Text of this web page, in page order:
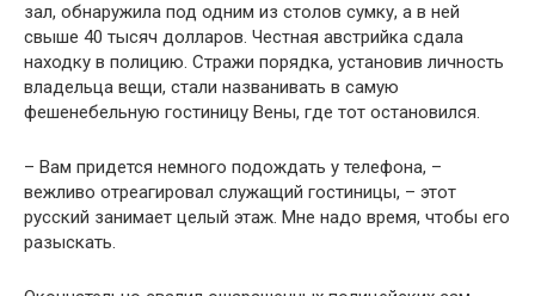
зал, обнаружила под одним из столов сумку, а в ней
свыше 40 тысяч долларов. Честная австрийка сдала
находку в полицию. Стражи порядка, установив личность
владельца вещи, стали названивать в самую
фешенебельную гостиницу Вены, где тот остановился.
– Вам придется немного подождать у телефона, –
вежливо отреагировал служащий гостиницы, – этот
русский занимает целый этаж. Мне надо время, чтобы его
разыскать.